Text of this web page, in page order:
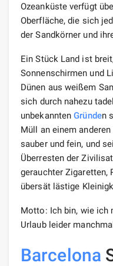
Ozeanküste verfügt
Oberfläche, die sich
der Sandkörner und
Ein Stück Land ist
Sonnenschirmen und
Dünen aus weißem
sich durch nahezu
unbekanntenGründen
Müll an einem
sauber und fein, und
Überresten der
gerauchter Zigaretten,
übersät lästige
Motto: Ich bin, wie ich
Urlaub leider
Barcelona